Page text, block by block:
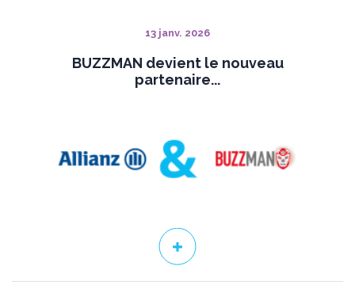
13 janv. 2026
BUZZMAN devient le nouveau
partenaire...